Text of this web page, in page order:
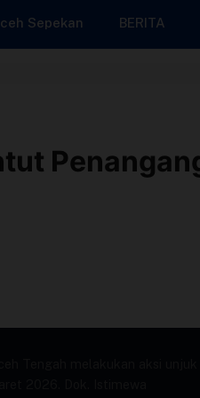
Sepekan BERITA